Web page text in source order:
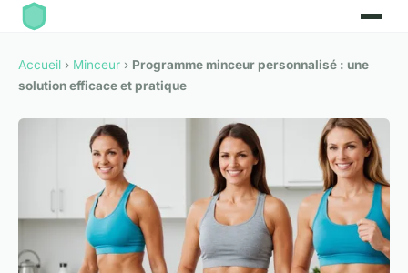
Accueil › Minceur › Programme minceur personnalisé : une
solution efficace et pratique